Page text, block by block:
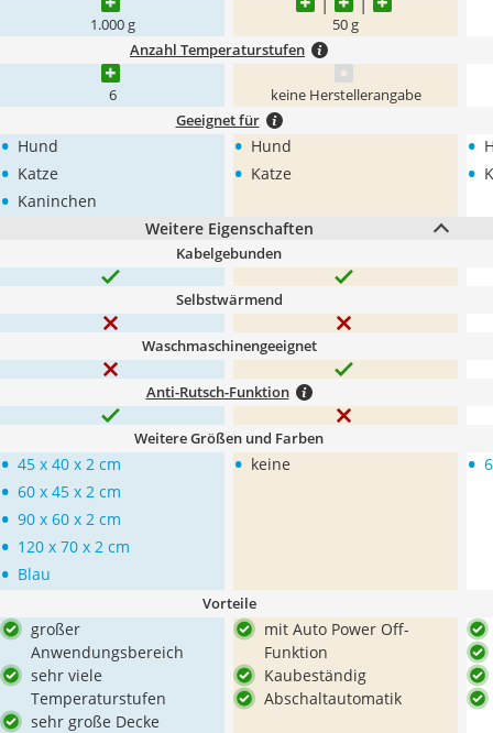
1.000 g 50 g
Anzahl Temperaturstufen
6 keine Herstellerangabe
Geeignet für
• Hund
• Katze
• Kaninchen
• Hund
• Katze
•
•
Weitere Eigenschaften
Kabelgebunden
Selbstwärmend
Waschmaschinengeeignet
Anti-Rutsch-Funktion
Weitere Größen und Farben
• 45 x 40 x 2 cm
• 60 x 45 x 2 cm
• 90 x 60 x 2 cm
• 120 x 70 x 2 cm
• Blau
• keine •
Vorteile
großer
Anwendungsbereich
sehr viele
Temperaturstufen
sehr große Decke
mit Auto Power Off-
Funktion
Kaubeständig
Abschaltautomatik